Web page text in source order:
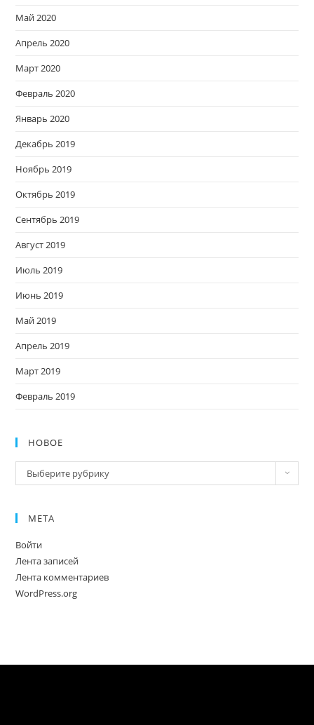
Май 2020
Апрель 2020
Март 2020
Февраль 2020
Январь 2020
Декабрь 2019
Ноябрь 2019
Октябрь 2019
Сентябрь 2019
Август 2019
Июль 2019
Июнь 2019
Май 2019
Апрель 2019
Март 2019
Февраль 2019
НОВОЕ
Новое
Выберите рубрику
МЕТА
Войти
Лента записей
Лента комментариев
WordPress.org